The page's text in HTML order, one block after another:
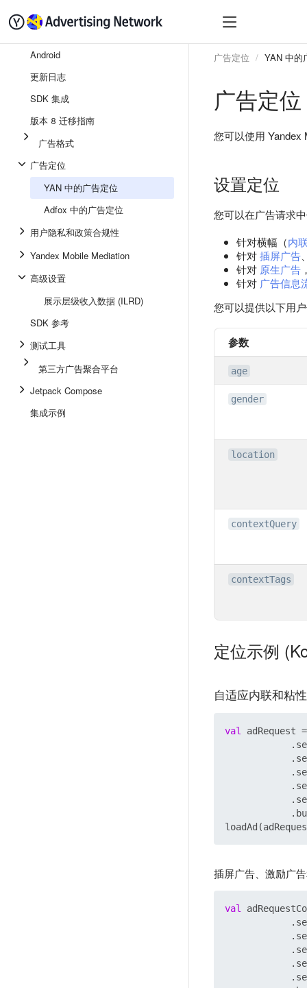
快速入门
Android
更新日志
SDK 集成
版本 8 迁移指南
广告格式
广告定位
YAN 中的广告定位
Adfox 中的广告定位
用户隐私和政策合规性
Yandex Mobile Mediation
高级设置
展示层级收入数据 (ILRD)
SDK 参考
测试工具
第三方广告聚合平台
Jetpack Compose
集成示例
广告定位 YAN 中的
广告定位
您可以使用 Yandex
设置定位
您可以在广告请求
针对横幅（内
针对插屏广告
针对 原生广告
针对 广告信息
您可以提供以下用
参数
age
gender
location
contextQuery
contextTags
定位示例
自适应内联和粘
val
adRequest
插屏广告、激励广
val